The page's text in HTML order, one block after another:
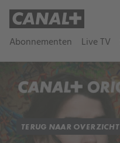
Abonnementen Live TV
TERUG NAAR OVERZICHT